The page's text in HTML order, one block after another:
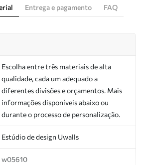
Entrega e pagamento FAQ
Escolha entre três materiais de alta
qualidade, cada um adequado a
diferentes divisões e orçamentos. Mais
informações disponíveis abaixo ou
durante o processo de personalização.
Estúdio de design Uwalls
w05610